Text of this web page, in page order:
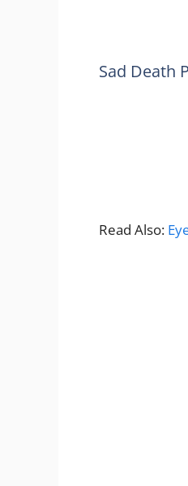
Sad Death
Read Also: